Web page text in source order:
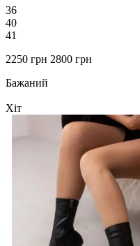
36
40
41
2250 грн 2800 грн
Бажаний
Хіт